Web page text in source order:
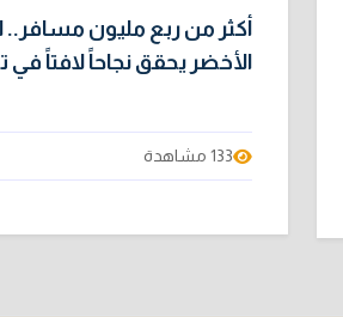
أكثر من ربع مليون مسافر..
الأخضر يحقق نجاحاً لافتاً في
133 مشاهدة